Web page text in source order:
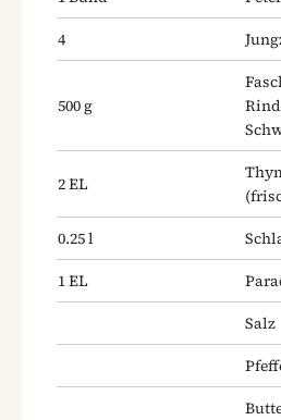
4
500g
2EL
0.25l
1EL
Salz